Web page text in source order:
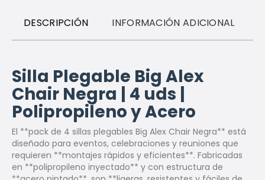
DESCRIPCIÓN INFORMACIÓN ADICIONAL
Silla Plegable Big Alex
Chair Negra | 4 uds |
Polipropileno y Acero
El **pack de 4 sillas plegables Big Alex Chair Negra** está
diseñado para eventos, celebraciones y reuniones que
requieren **montajes rápidos y eficientes**. Fabricadas
en **polipropileno inyectado** y con estructura de